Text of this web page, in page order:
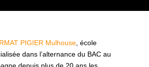
PIGIER Mulhouse, école
dans l’alternance du BAC au